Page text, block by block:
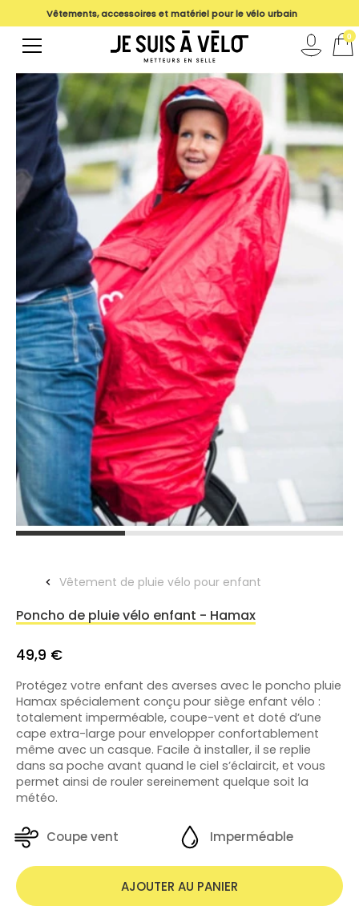
Vêtement de pluie vélo pour enfant
Poncho de pluie vélo enfant - Hamax
49,9 €
Protégez votre enfant des averses avec le poncho pluie
Hamax spécialement conçu pour siège enfant vélo :
totalement imperméable, coupe-vent et doté d’une
cape extra-large pour envelopper confortablement
même avec un casque. Facile à installer, il se replie
dans sa poche avant quand le ciel s’éclaircit, et vous
permet ainsi de rouler sereinement quelque soit la
météo.
Coupe vent Imperméable
AJOUTER AU PANIER
magasin
Vêtements, accessoires et matériel pour le vélo urbain
0